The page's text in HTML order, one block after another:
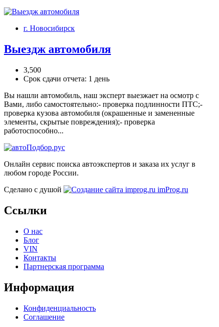
г. Новосибирск
Выездж автомобиля
3,500
Срок сдачи отчета: 1 день
Вы нашли автомобиль, наш эксперт выезжает на осмотр с
Вами, либо самостоятельно:- проверка подлинности ПТС;-
проверка кузова автомобиля (окрашенные и замененные
элементы, скрытые повреждения);- проверка
работоспособно...
Онлайн сервис поиска автоэкспертов и заказа их услуг в
любом городе России.
Сделано с душой
imProg.ru
Ссылки
О нас
Блог
VIN
Контакты
Партнерская программа
Информация
Конфиденциальность
Соглашение